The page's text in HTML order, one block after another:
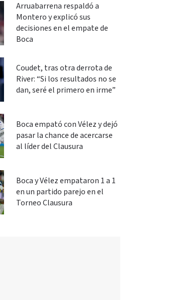
Arruabarrena respaldó a
Montero y explicó sus
decisiones en el empate de
Boca
Coudet, tras otra derrota de
River: “Si los resultados no se
dan, seré el primero en irme”
Boca empató con Vélez y dejó
pasar la chance de acercarse
al líder del Clausura
Boca y Vélez empataron 1 a 1
en un partido parejo en el
Torneo Clausura